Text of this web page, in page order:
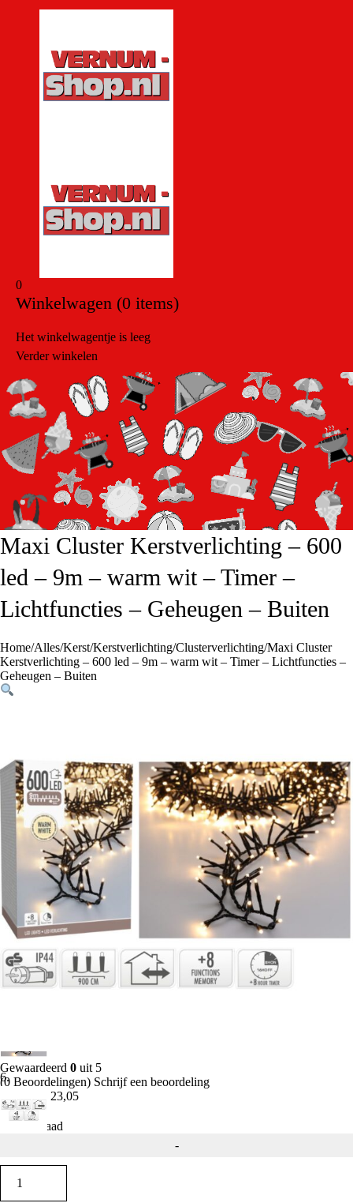
0
Winkelwagen (0 items)
Het winkelwagentje is leeg
Verder winkelen
Maxi Cluster Kerstverlichting – 600
led – 9m – warm wit – Timer –
Lichtfuncties – Geheugen – Buiten
Home/Alles/Kerst/Kerstverlichting/Clusterverlichting/Maxi Cluster
Kerstverlichting – 600 led – 9m – warm wit – Timer – Lichtfuncties –
Geheugen – Buiten
Gewaardeerd 0 uit 5
(0 Beoordelingen) Schrijf een beoordeling
23,05
Op voorraad